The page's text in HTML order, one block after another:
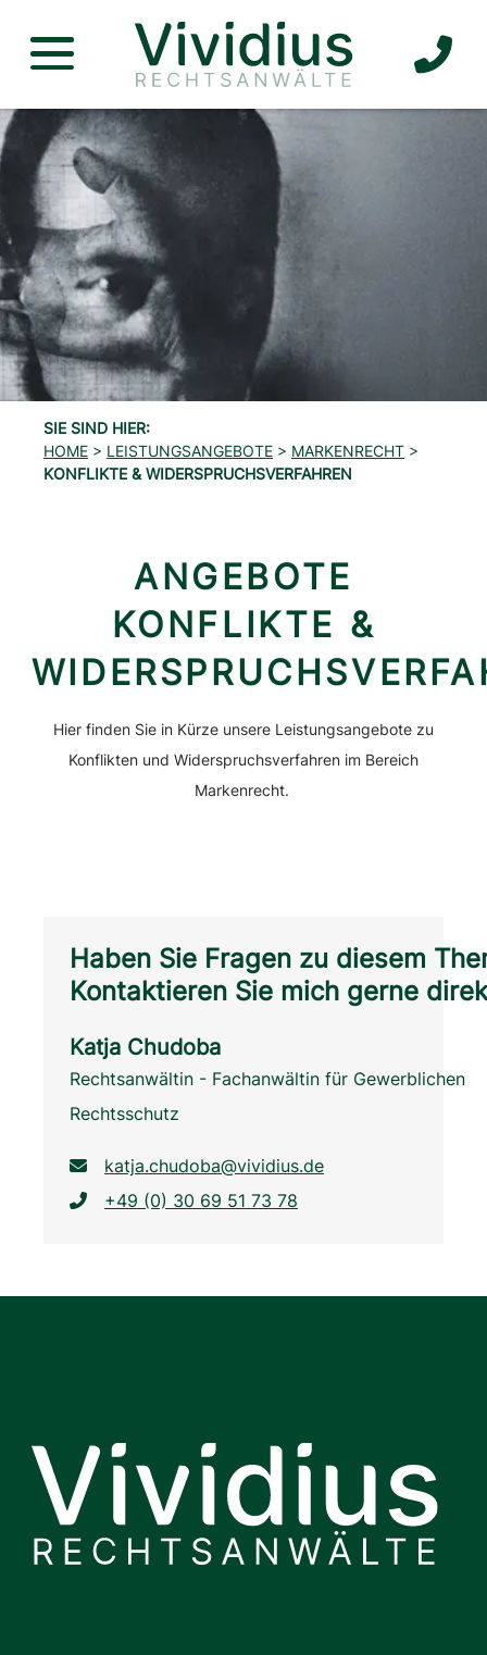
Slide 1 of 1
SIE SIND HIER:
HOME > LEISTUNGSANGEBOTE > MARKENRECHT >
KONFLIKTE & WIDERSPRUCHS­VERFAHREN
ANGEBOTE
KONFLIKTE &
Hier finden Sie in Kürze unsere Leistungsangebote zu
Konflikten und Widerspruchsverfahren im Bereich
Markenrecht.
Haben Sie Fragen zu diesem
Kontaktieren Sie mich gerne
Katja Chudoba
Rechtsanwältin - Fachanwältin für Gewerblichen
Rechtsschutz
katja.chudoba@vividius.de
+49 (0) 30 69 51 73 78